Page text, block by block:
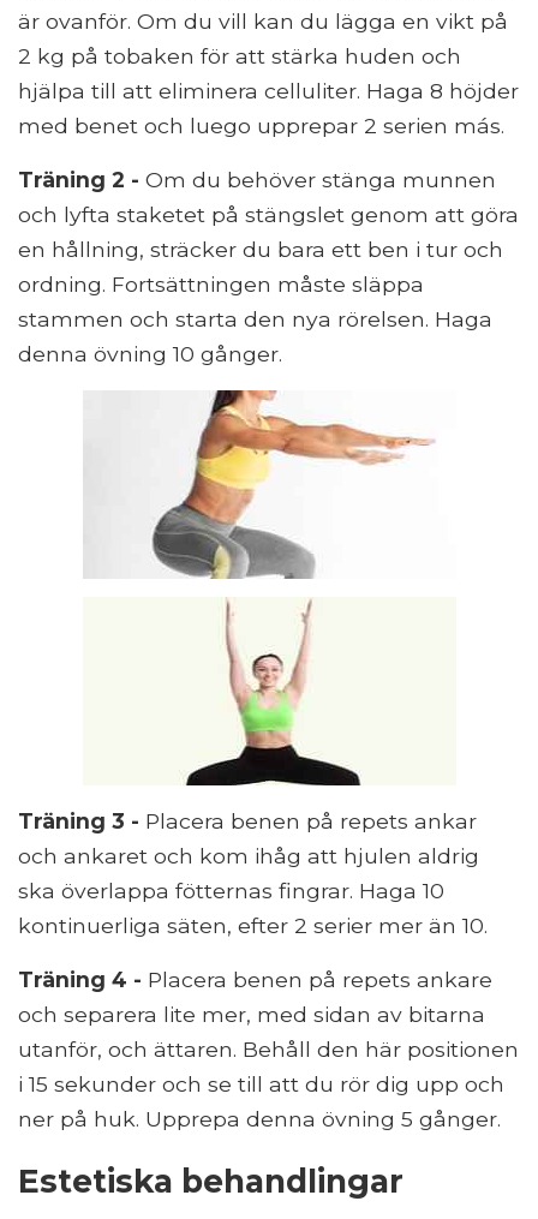
är ovanför. Om du vill kan du lägga en vikt på
2 kg på tobaken för att stärka huden och
hjälpa till att eliminera celluliter. Haga 8 höjder
med benet och luego upprepar 2 serien más.
Träning 2 - Om du behöver stänga munnen
och lyfta staketet på stängslet genom att göra
en hållning, sträcker du bara ett ben i tur och
ordning. Fortsättningen måste släppa
stammen och starta den nya rörelsen. Haga
denna övning 10 gånger.
Träning 3 - Placera benen på repets ankar
och ankaret och kom ihåg att hjulen aldrig
ska överlappa fötternas fingrar. Haga 10
kontinuerliga säten, efter 2 serier mer än 10.
Träning 4 - Placera benen på repets ankare
och separera lite mer, med sidan av bitarna
utanför, och ättaren. Behåll den här positionen
i 15 sekunder och se till att du rör dig upp och
ner på huk. Upprepa denna övning 5 gånger.
Estetiska behandlingar